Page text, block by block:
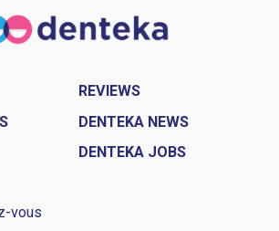
REVIEWS
DENTEKA NEWS
DENTEKA JOBS
vous